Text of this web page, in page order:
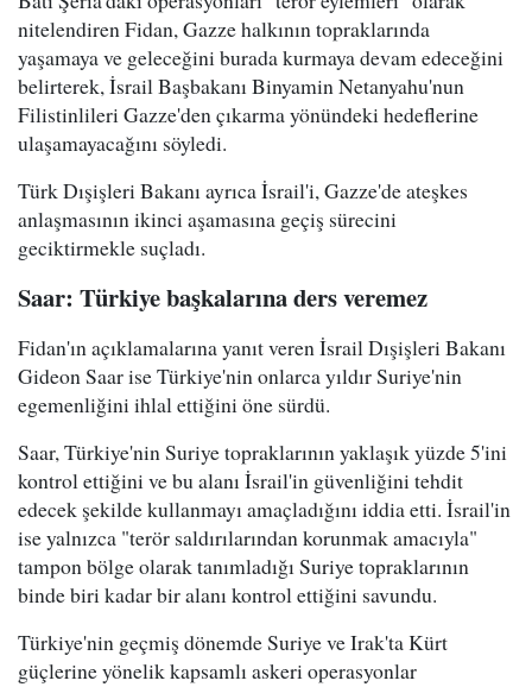
nitelendiren Fidan, Gazze halkının topraklarında
yaşamaya ve geleceğini burada kurmaya devam edeceğini
belirterek, İsrail Başbakanı Binyamin Netanyahu'nun
Filistinlileri Gazze'den çıkarma yönündeki hedeflerine
ulaşamayacağını söyledi.
Türk Dışişleri Bakanı ayrıca İsrail'i, Gazze'de ateşkes
anlaşmasının ikinci aşamasına geçiş sürecini
geciktirmekle suçladı.
Saar: Türkiye başkalarına ders veremez
Fidan'ın açıklamalarına yanıt veren İsrail Dışişleri Bakanı
Gideon Saar ise Türkiye'nin onlarca yıldır Suriye'nin
egemenliğini ihlal ettiğini öne sürdü.
Saar, Türkiye'nin Suriye topraklarının yaklaşık yüzde 5'ini
kontrol ettiğini ve bu alanı İsrail'in güvenliğini tehdit
edecek şekilde kullanmayı amaçladığını iddia etti. İsrail'in
ise yalnızca "terör saldırılarından korunmak amacıyla"
tampon bölge olarak tanımladığı Suriye topraklarının
binde biri kadar bir alanı kontrol ettiğini savundu.
Türkiye'nin geçmiş dönemde Suriye ve Irak'ta Kürt
güçlerine yönelik kapsamlı askeri operasyonlar